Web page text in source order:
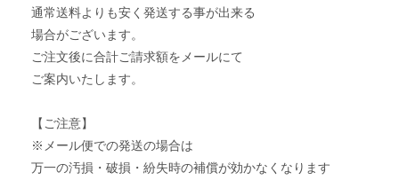
通常送料よりも安く発送する事が出来る
場合がございます。
ご注文後に合計ご請求額をメールにて
ご案内いたします。
【ご注意】
※メール便での発送の場合は
万一の汚損・破損・紛失時の補償が効かなくなります